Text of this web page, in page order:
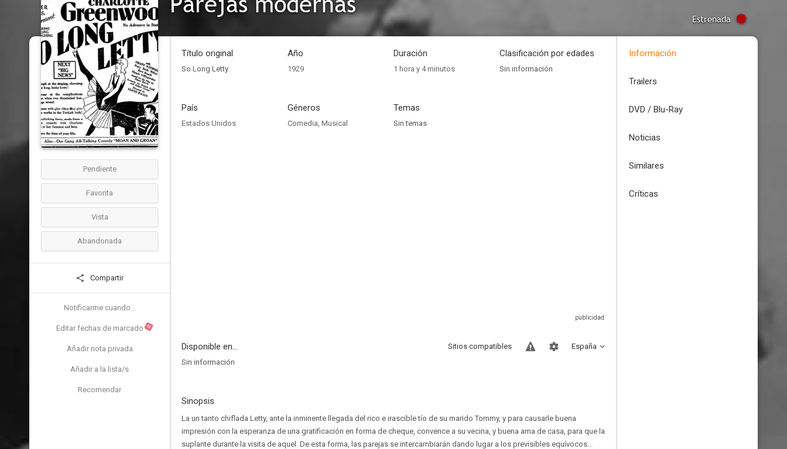
Estrenada
Pendiente
Favorita
Vista
Abandonada
Compartir
Notificarme cuando...
Editar fechas de marcado N
Añadir nota privada
Añadir a la lista/s
Recomendar
Título original
So Long Letty
Año
1929
Duración
1 hora y 4 minutos
Clasificación por edades
Sin información
País
Estados Unidos
Géneros
Comedia, Musical
Temas
Sin temas
Disponible en... España
Sitios compatibles
Sin información
Sinopsis
La un tanto chiflada Letty, ante la inminente llegada del rico e irascible tío de su marido Tommy, y para causarle buena
impresión con la esperanza de una gratificación en forma de cheque, convence a su vecina, y buena ama de casa, para que la
suplante durante la visita de aquel. De esta forma, las parejas se intercambiarán dando lugar a los previsibles equívocos...
Información
Trailers
DVD / Blu-Ray
Noticias
Similares
Críticas